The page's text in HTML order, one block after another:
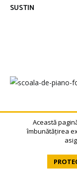
SUSTIN
URMAREȘTE-MĂ PE
Această
îmbunătățirea